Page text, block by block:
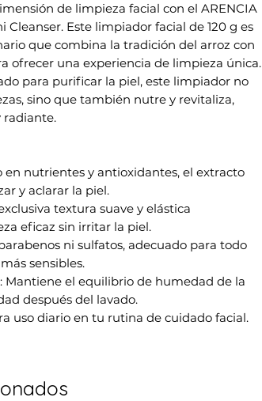
de limpieza facial con el ARENCIA
Cleanser. Este limpiador facial de 120 g es
que combina la tradición del arroz con
ofrecer una experiencia de limpieza única.
para purificar la piel, este limpiador no
sino que también nutre y revitaliza,
radiante.
en nutrientes y antioxidantes, el extracto
y aclarar la piel.
textura suave y elástica
eficaz sin irritar la piel.
ni sulfatos, adecuado para todo
sensibles.
Mantiene el equilibrio de humedad de la
después del lavado.
uso diario en tu rutina de cuidado facial.